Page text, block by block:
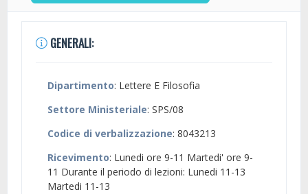
GENERALI:
Dipartimento: Lettere E Filosofia
Settore Ministeriale: SPS/08
Codice di verbalizzazione: 8043213
Ricevimento: Lunedi ore 9-11 Martedi' ore 9-
11 Durante il periodo di lezioni: Lunedi 11-13
Martedi 11-13